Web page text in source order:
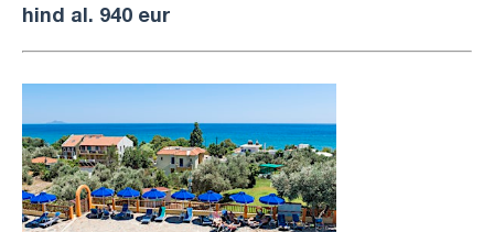
hind al. 940 eur